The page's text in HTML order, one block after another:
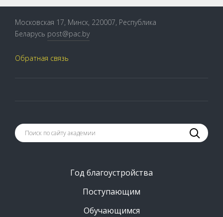
Московская 17, Минск, 220007, Республика
Беларусь post@pac.by
Обратная связь
Год благоустройства
Поступающим
Обучающимся